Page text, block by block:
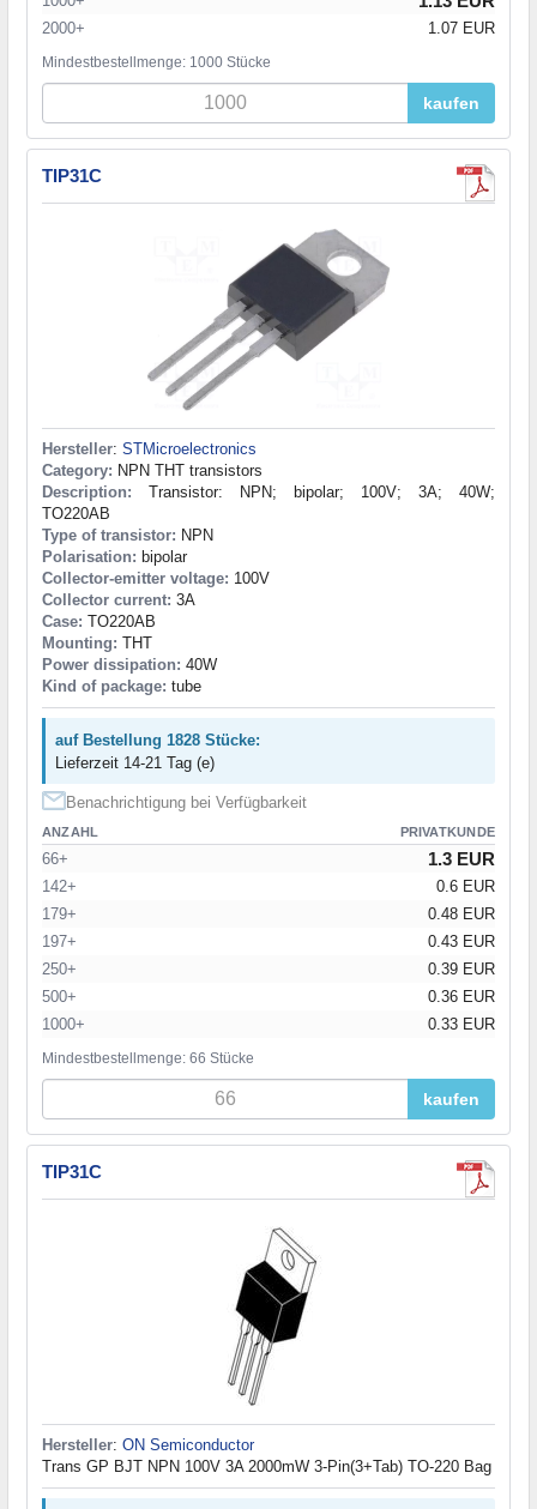
2000+ 1.07 EUR
Mindestbestellmenge: 1000 Stücke
kaufen
TIP31C
Hersteller: STMicroelectronics
Category: NPN THT transistors
Description: Transistor: NPN; bipolar; 100V; 3A; 40W;
TO220AB
Type of transistor: NPN
Polarisation: bipolar
Collector-emitter voltage: 100V
Collector current: 3A
Case: TO220AB
Mounting: THT
Power dissipation: 40W
Kind of package: tube
auf Bestellung 1828 Stücke:
Lieferzeit 14-21 Tag (e)
Benachrichtigung bei Verfügbarkeit
ANZAHL PRIVATKUNDE
66+ 1.3 EUR
142+
0.6 EUR
179+
0.48 EUR
197+
0.43 EUR
250+
0.39 EUR
500+
0.36 EUR
1000+
0.33 EUR
Mindestbestellmenge: 66 Stücke
kaufen
TIP31C
Hersteller: ON Semiconductor
Trans GP BJT NPN 100V 3A 2000mW 3-Pin(3+Tab) TO-220 Bag